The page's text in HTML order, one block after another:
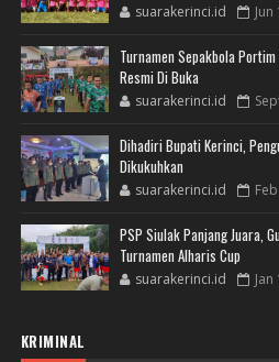
suarakerinci.id
Turnamen Sepakbola
Resmi Di Buka
suarakerinci.id
Dihadiri Bupati Kerinci,
Dikukuhkan
suarakerinci.id
PSP Siulak Panjang Juara,
Turnamen Alharis Cup
suarakerinci.id
KRIMINAL